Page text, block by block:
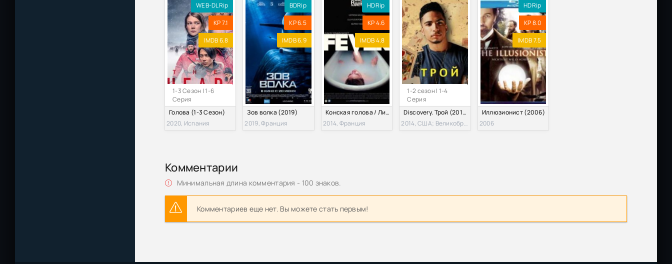
1-3 Сезон | 1-6
Серия
WEB-DLRip
KP 7.1
IMDB 6.8
Голова (1-3 Сезон)
2020, Испания
BDRip
KP 6.5
IMDB 6.9
Зов волка (2019)
2019, Франция
HDRip
KP 4.6
IMDB 4.8
Конская голова / Лихорадка (2014)
2014, Франция
1-2 сезон | 1-4
Серия
Discovery. Трой (2014) 1,2 сезон
2014, США; Великобритания
HDRip
KP 8.0
IMDB 7.5
Иллюзионист (2006)
2006
Комментарии
Минимальная длина комментария - 100 знаков.
Комментариев еще нет. Вы можете стать первым!